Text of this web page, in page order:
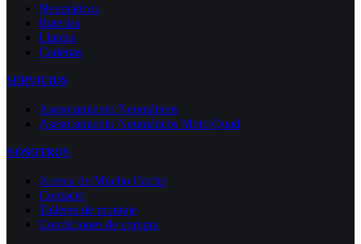
Neumáticos
Baterías
Llantas
Cadenas
SERVICIOS
Asesoramiento Neumáticos
Asesoramiento Neumáticos Moto/Quad
NOSOTROS
Acerca de Mucho Coche
Contacto
Talleres de montaje
Condiciones de compra